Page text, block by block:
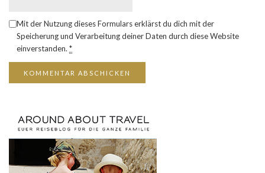
Mit der Nutzung dieses Formulars erklärst du dich mit der
Speicherung und Verarbeitung deiner Daten durch diese Website
einverstanden. *